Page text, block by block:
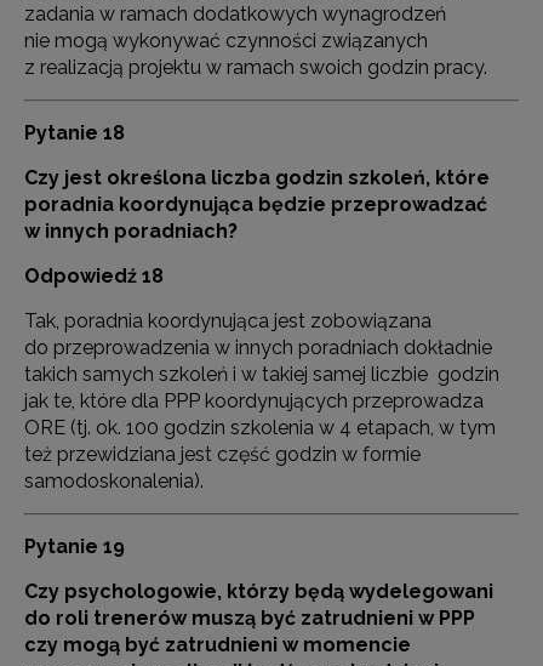
zadania w ramach dodatkowych wynagrodzeń
nie mogą wykonywać czynności związanych
z realizacją projektu w ramach swoich godzin pracy.
Pytanie 18
Czy jest określona liczba godzin szkoleń, które
poradnia koordynująca będzie przeprowadzać
w innych poradniach?
Odpowiedź 18
Tak, poradnia koordynująca jest zobowiązana
do przeprowadzenia w innych poradniach dokładnie
takich samych szkoleń i w takiej samej liczbie godzin
jak te, które dla PPP koordynujących przeprowadza
ORE (tj. ok. 100 godzin szkolenia w 4 etapach, w tym
też przewidziana jest część godzin w formie
samodoskonalenia).
Pytanie 19
Czy psychologowie, którzy będą wydelegowani
do roli trenerów muszą być zatrudnieni w PPP
czy mogą być zatrudnieni w momencie